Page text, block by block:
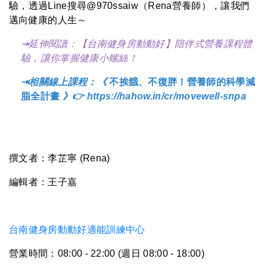
驗，透過Line搜尋@970ssaiw（Rena營養師），讓我們
邁向健康的人生～
⇥延伸閱讀： 【台南健身房動動好】陪伴式營養課程體
驗，讓你掌握健康小螺絲！
⇥相關線上課程： 《不挨餓、不復胖！營養師的科學減
脂全計畫 》 👉https://hahow.in/cr/movewell-snpa
撰文者：李芷寧 (Rena)
編輯者：王子嘉
台南健身房動動好適能訓練中心
營業時間：08:00 - 22:00 (週日 08:00 - 18:00)